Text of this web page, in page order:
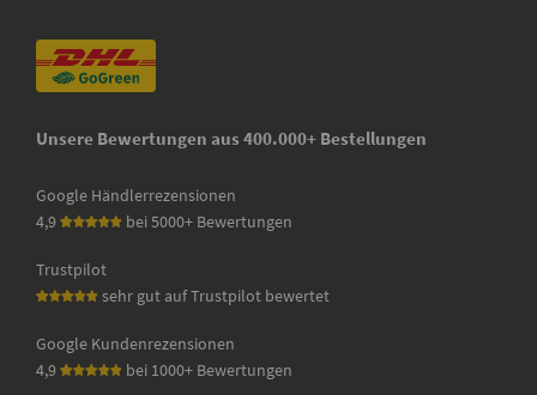
Unsere Bewertungen aus 400.000+ Bestellungen
Google Händlerrezensionen
4,9
bei 5000+ Bewertungen
Trustpilot
sehr gut auf Trustpilot bewertet
Google Kundenrezensionen
4,9
bei 1000+ Bewertungen